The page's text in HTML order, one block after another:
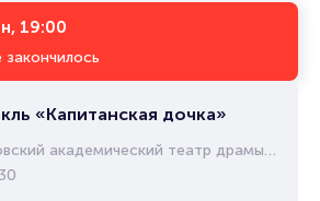
19:00
«Капитанская дочка»
академический театр драмы им. М.Горького